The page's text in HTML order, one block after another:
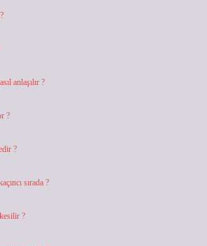
anlaşılır ?
?
?
sırada ?
?